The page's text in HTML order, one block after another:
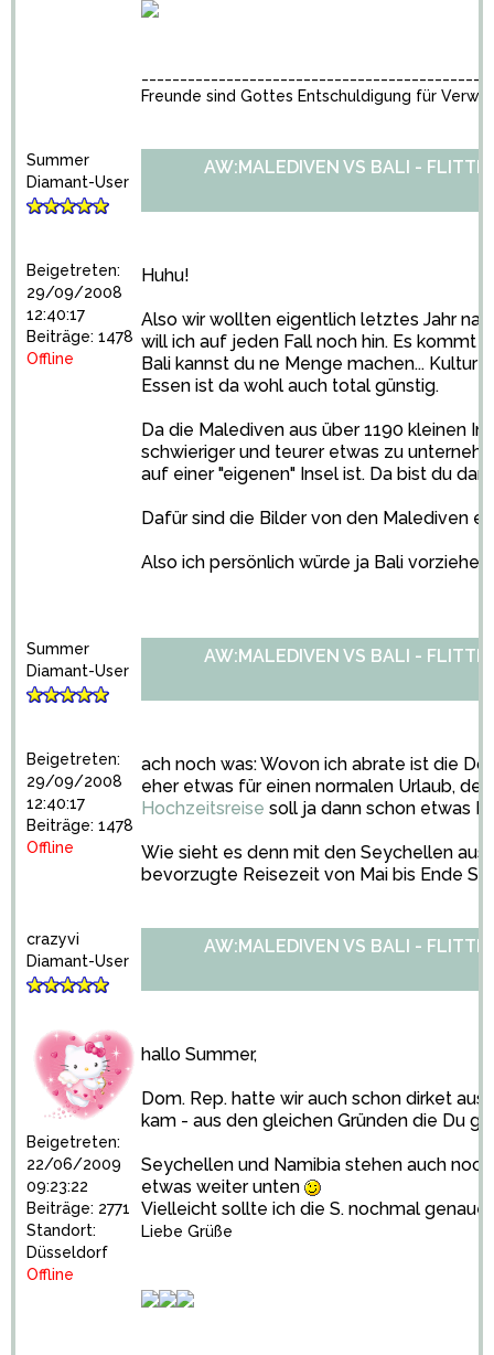
Freunde sind Gottes Entschuldigung für
Summer
Diamant-User
Beigetreten:
29/09/2008
12:40:17
Beiträge: 1478
Offline
AW:MALEDIVEN VS BALI -
Huhu!
Also wir wollten eigentlich letztes Jahr
will ich auf jeden Fall noch hin. Es kommt
Bali kannst du ne Menge machen... Kultur
Essen ist da wohl auch total günstig.
Da die Malediven aus über 1190 kleinen
schwieriger und teurer etwas zu
auf einer "eigenen" Insel ist. Da bist du
Dafür sind die Bilder von den Malediven
Also ich persönlich würde ja Bali
Summer
Diamant-User
Beigetreten:
29/09/2008
12:40:17
Beiträge: 1478
Offline
AW:MALEDIVEN VS BALI -
ach noch was: Wovon ich abrate ist die
eher etwas für einen normalen Urlaub,
Hochzeitsreise soll ja dann schon etwas
Wie sieht es denn mit den Seychellen
bevorzugte Reisezeit von Mai bis Ende
crazyvi
Diamant-User
Beigetreten:
22/06/2009
09:23:22
Beiträge: 2771
Standort:
Düsseldorf
Offline
AW:MALEDIVEN VS BALI -
hallo Summer,
Dom. Rep. hatte wir auch schon dirket
kam - aus den gleichen Gründen die Du
Seychellen und Namibia stehen auch
etwas weiter unten
Vielleicht sollte ich die S. nochmal
Liebe Grüße